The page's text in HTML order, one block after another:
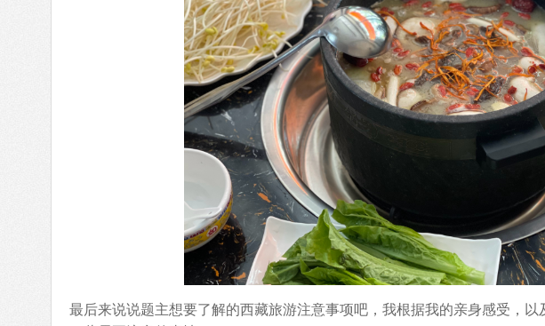
最后来说说题主想要了解的西藏旅游注意事项吧，我根据我的亲身感受，